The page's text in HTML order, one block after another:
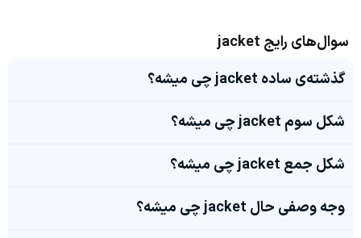
سوال‌های رایج jacket
گذشته‌ی ساده jacket چی میشه؟
شکل سوم jacket چی میشه؟
شکل جمع jacket چی میشه؟
وجه وصفی حال jacket چی میشه؟